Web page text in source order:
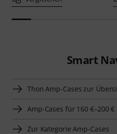
Smart
Thon Amp-Cases zur
Amp-Cases für 160 €–200
Zur Kategorie Amp-Cases